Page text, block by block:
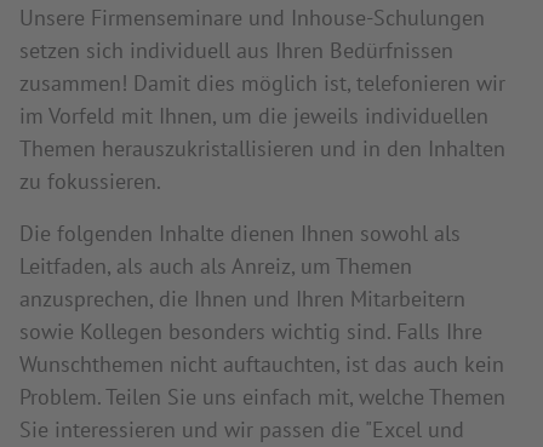
Unsere Firmenseminare und Inhouse-Schulungen
setzen sich individuell aus Ihren Bedürfnissen
zusammen! Damit dies möglich ist, telefonieren wir
im Vorfeld mit Ihnen, um die jeweils individuellen
Themen herauszukristallisieren und in den Inhalten
zu fokussieren.
Die folgenden Inhalte dienen Ihnen sowohl als
Leitfaden, als auch als Anreiz, um Themen
anzusprechen, die Ihnen und Ihren Mitarbeitern
sowie Kollegen besonders wichtig sind. Falls Ihre
Wunschthemen nicht auftauchten, ist das auch kein
Problem. Teilen Sie uns einfach mit, welche Themen
Sie interessieren und wir passen die "Excel und